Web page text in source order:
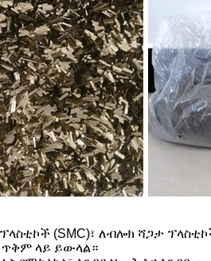
(SMC)፣ ለብሎክ ሻጋታ
ጥቅም ላይ ይውላል።